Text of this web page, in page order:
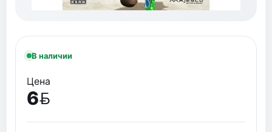
В наличии
Цена
6
BYN